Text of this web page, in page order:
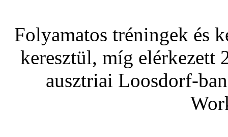
Folyamatos tréningek és
keresztül, míg elérkezett
ausztriai Loosdorf-